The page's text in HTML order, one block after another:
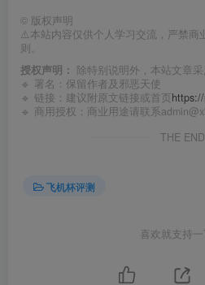
© 版权声明
⚠️本站内容仅供个人学习交流，严禁商
则。
授权声明： 除特别说明外，本站文章采
🔹 署名：保留作者及 邪恶天使
🔹 链接：建议附原文链接或首页
🔹 商用授权：商业用途请联系
THE END
飞机杯评测
喜欢就支持